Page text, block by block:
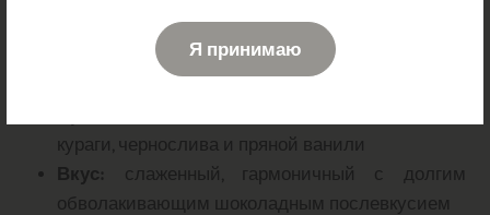
Характеристики и спецификации
кураги, чернослива и пряной ванили
Вкус: слаженный, гармоничный с долгим
обволакивающим шоколадным послевкусием
Я принимаю